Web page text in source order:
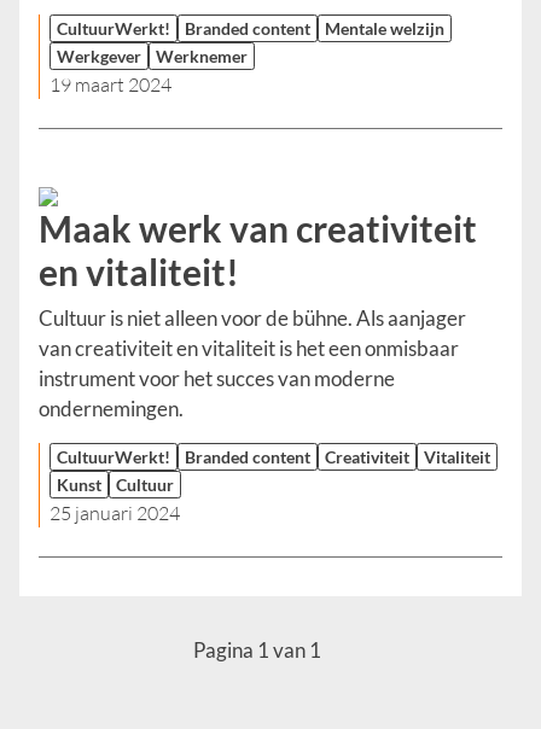
CultuurWerkt! Branded content
Mentale welzijn
Werkgever
Werknemer
19 maart 2024
Maak werk van creativiteit
en vitaliteit!
Cultuur is niet alleen voor de bühne. Als aanjager
van creativiteit en vitaliteit is het een onmisbaar
instrument voor het succes van moderne
ondernemingen.
CultuurWerkt! Branded content Creativiteit
Vitaliteit
Kunst
Cultuur
25 januari 2024
Pagina 1 van 1